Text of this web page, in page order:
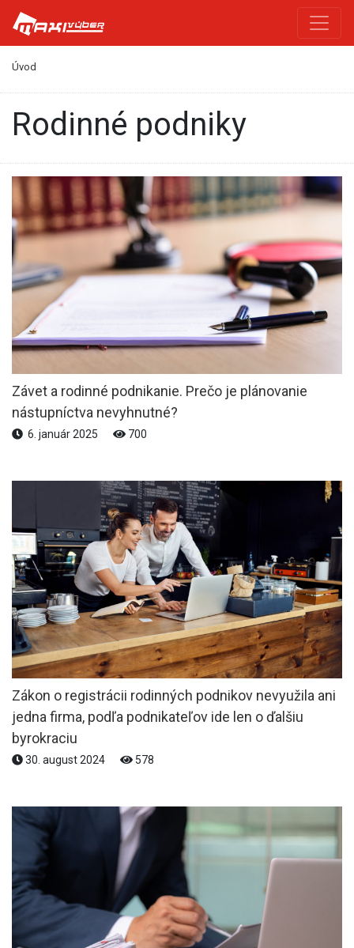
Úvod
rodinné podniky
Závet a rodinné podnikanie. Prečo je plánovanie
nástupníctva nevyhnutné?
6. január 2025 700
Zákon o registrácii rodinných podnikov nevyužila ani
jedna firma, podľa podnikateľov ide len o ďalšiu
byrokraciu
30. august 2024 578